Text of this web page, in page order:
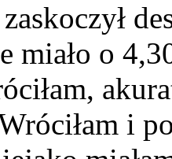
miało o
i